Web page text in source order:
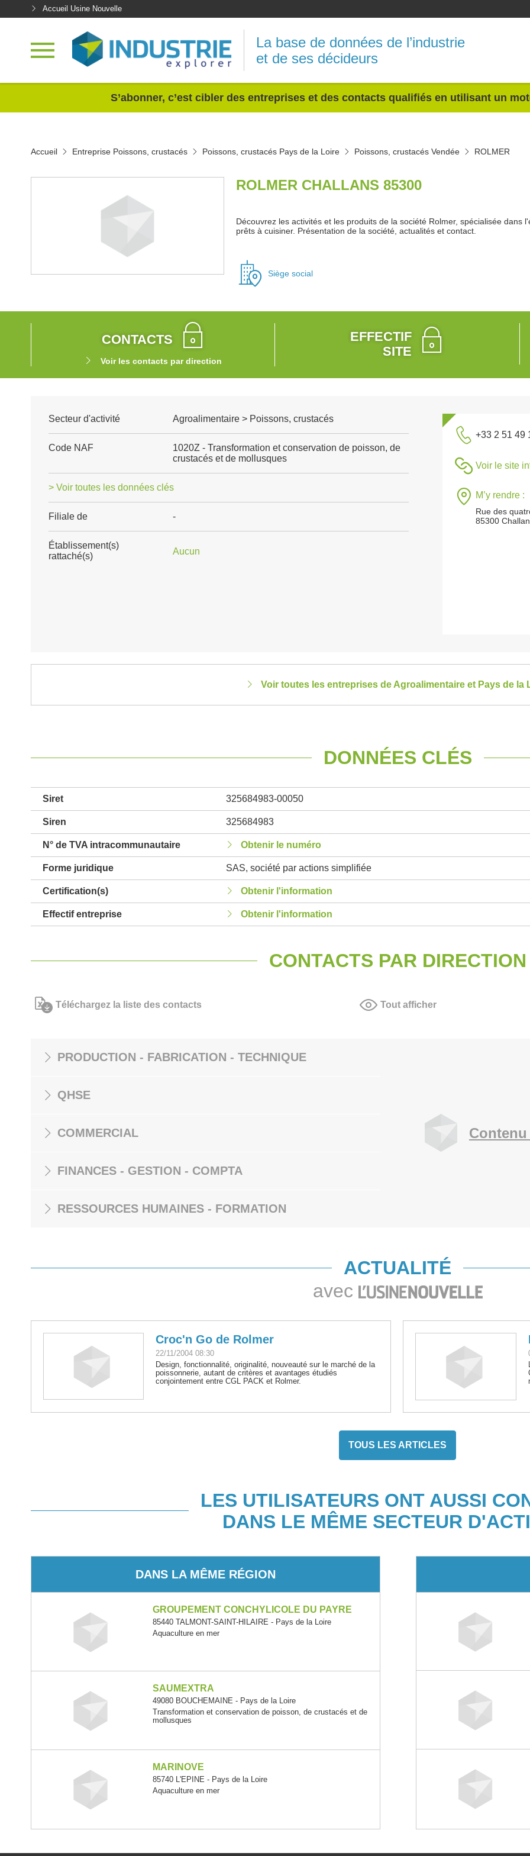
Accueil Usine Nouvelle
La base de données de l’industrie
et de ses décideurs
S’abonner, c’est cibler des entreprises et des contacts qualifiés en utilisant un
Accueil Entreprise Poissons, crustacés Poissons, crustacés Pays de la Loire Poissons, crustacés Vendée ROLMER
ROLMER CHALLANS 85300
Découvrez les activités et les produits de la société Rolmer, spécialisée dans
prêts à cuisiner. Présentation de la société, actualités et contact.
Siège social
CONTACTS
Voir les contacts par direction
EFFECTIF
SITE
Secteur d'activité Agroalimentaire > Poissons, crustacés
Code NAF
1020Z - Transformation et conservation de poisson, de
crustacés et de mollusques
> Voir toutes les données clés
Filiale de -
Établissement(s)
rattaché(s)
Aucun
+33 2 51 49
Voir le site
M’y rendre :
Rue des
85300
Voir toutes les entreprises de Agroalimentaire et Pays de la
DONNÉES CLÉS
Siret 325684983-00050
Siren 325684983
N° de TVA intracommunautaire Obtenir le numéro
Forme juridique SAS, société par actions simplifiée
Certification(s) Obtenir l'information
Effectif entreprise Obtenir l'information
CONTACTS PAR DIRECTION
Téléchargez la liste des contacts Tout afficher
PRODUCTION - FABRICATION - TECHNIQUE
QHSE
COMMERCIAL
FINANCES - GESTION - COMPTA
RESSOURCES HUMAINES - FORMATION
ACTUALITÉ
avec
Croc'n Go de Rolmer
22/11/2004 08:30
Design, fonctionnalité, originalité, nouveauté sur le marché de la
poissonnerie, autant de critères et avantages étudiés
conjointement entre CGL PACK et Rolmer.
TOUS LES ARTICLES
LES UTILISATEURS ONT AUSSI
DANS LE MÊME SECTEUR
DANS LA MÊME RÉGION
GROUPEMENT CONCHYLICOLE DU PAYRE
85440 TALMONT-SAINT-HILAIRE - Pays de la Loire
Aquaculture en mer
SAUMEXTRA
49080 BOUCHEMAINE - Pays de la Loire
Transformation et conservation de poisson, de crustacés et de
mollusques
MARINOVE
85740 L'EPINE - Pays de la Loire
Aquaculture en mer